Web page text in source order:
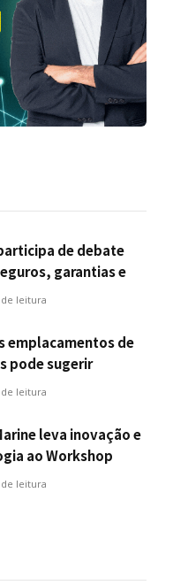
de debate
garantias e
infraestrutura de
leitura
emplacamentos de
pode sugerir
para o seguro
leitura
leva inovação e
ao Workshop
da Poli-USP
leitura